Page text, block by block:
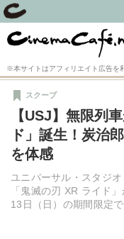
※本サイトはアフィリエイト広告を
【USJ】無限列
ド」誕生！炭治
を体感
ユニバーサル・スタジ
「鬼滅の刃 XR ライド
13日（日）の期間限定
スクープ